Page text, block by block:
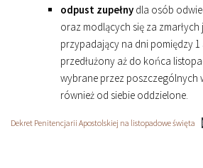
odpust zupełny dla osób
oraz modlących się za zmarłych
przypadający na dni pomiędzy
przedłużony aż do końca
wybrane przez poszczególnych
również od siebie oddzielone.
Dekret Penitencjarii Apostolskiej na listopadowe święta